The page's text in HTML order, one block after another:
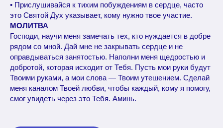
• Прислушивайся к тихим побуждениям в сердце, часто
это Святой Дух указывает, кому нужно твое участие.
МОЛИТВА
Господи, научи меня замечать тех, кто нуждается в добре
рядом со мной. Дай мне не закрывать сердце и не
оправдываться занятостью. Наполни меня щедростью и
добротой, которая исходит от Тебя. Пусть мои руки будут
Твоими руками, а мои слова — Твоим утешением. Сделай
меня каналом Твоей любви, чтобы каждый, кому я помогу,
смог увидеть через это Тебя. Аминь.